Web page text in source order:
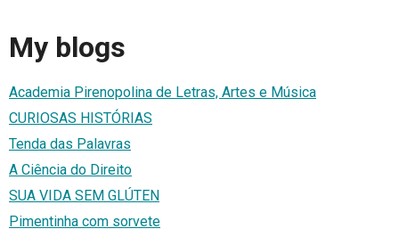
My blogs
Academia Pirenopolina de Letras, Artes e Música
CURIOSAS HISTÓRIAS
Tenda das Palavras
A Ciência do Direito
SUA VIDA SEM GLÚTEN
Pimentinha com sorvete